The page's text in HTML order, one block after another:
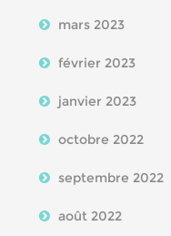
mars 2023
février 2023
janvier 2023
octobre 2022
septembre 2022
août 2022